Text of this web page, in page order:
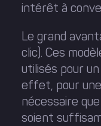
intérêt à
Le grand
clic). Ces
utilisés pour
effet, pour
nécessaire
soient